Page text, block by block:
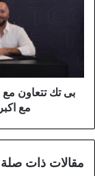
بى تك تتعاون مع
مع
مقالات ذات صلة